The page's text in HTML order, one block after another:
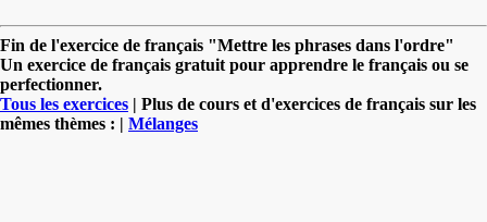
Fin de l'exercice de français "Mettre les phrases dans l'ordre"
Un exercice de français gratuit pour apprendre le français ou se
perfectionner.
Tous les exercices | Plus de cours et d'exercices de français sur les
mêmes thèmes : | Mélanges